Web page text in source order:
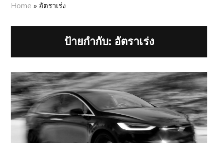
Home » อัตราเร่ง
ป้ายกำกับ: อัตราเร่ง